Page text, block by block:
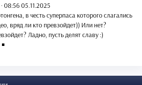
·08:56 05.11.2025
в честь суперпаса которого слагались
вряд ли кто превзойдет)) Или нет?
Ладно, пусть делят славу :)